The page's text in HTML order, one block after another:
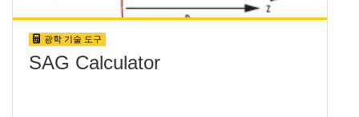
광학 기술 도구
SAG Calculator